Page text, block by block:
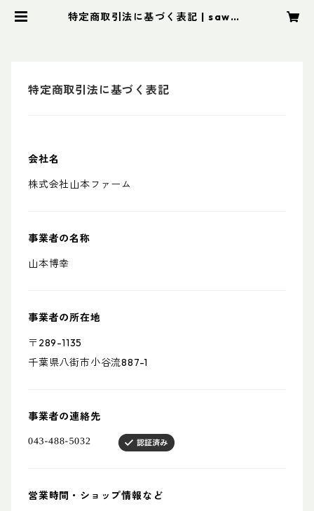
特定商取引法に基づく表記 | sawaw
特定商取引法に基づく表記
会社名
株式会社山本ファーム
事業者の名称
山本博幸
事業者の所在地
〒289-1135
千葉県八街市小谷流887-1
事業者の連絡先
営業時間・ショップ情報など